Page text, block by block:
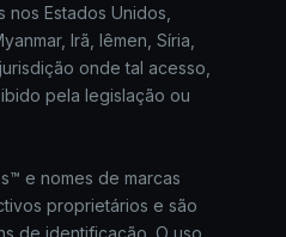
Estados Unidos,
Irã, Iêmen, Síria,
onde tal acesso,
pela legislação ou
e nomes de marcas
proprietários e são
de identificação. O uso